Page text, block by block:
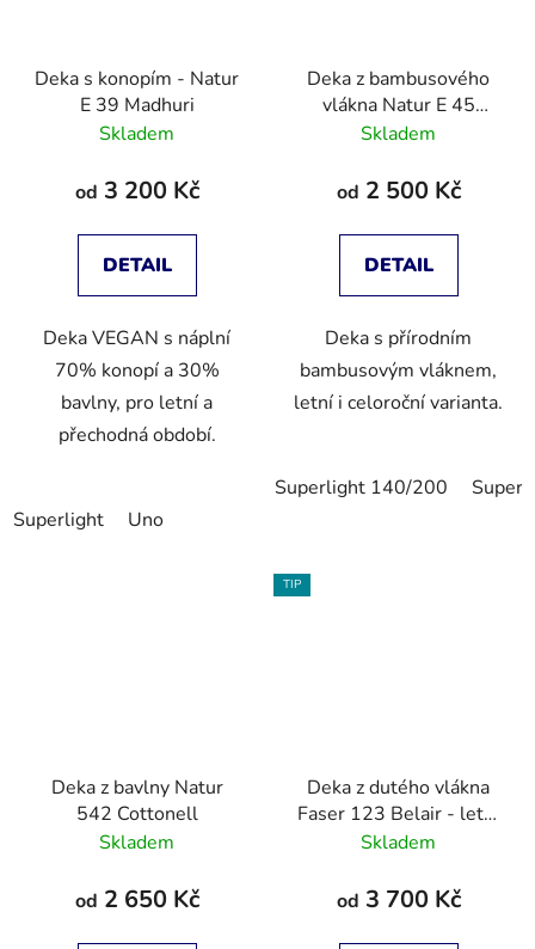
Deka s konopím - Natur
E 39 Madhuri
Skladem
od 3 200 Kč
DETAIL
Deka VEGAN s náplní
70% konopí a 30%
bavlny, pro letní a
přechodná období.
Superlight Uno
Deka z bambusového
vlákna Natur E 45
Bamboo
Skladem
od 2 500 Kč
DETAIL
Deka s přírodním
bambusovým vláknem,
letní i celoroční varianta.
Superlight 140/200
Deka z bavlny Natur
542 Cottonell
Skladem
od 2 650 Kč
TIP
Deka z dutého vlákna
Faser 123 Belair - letní
deka
Skladem
od 3 700 Kč